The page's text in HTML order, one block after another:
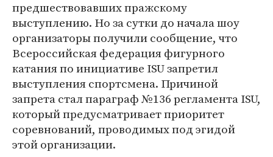
предшествовавших пражскому
выступлению. Но за сутки до начала шоу
организаторы получили сообщение, что
Всероссийская федерация фигурного
катания по инициативе ISU запретил
выступления спортсмена. Причиной
запрета стал параграф №136 регламента ISU,
который предусматривает приоритет
соревнований, проводимых под эгидой
этой организации.